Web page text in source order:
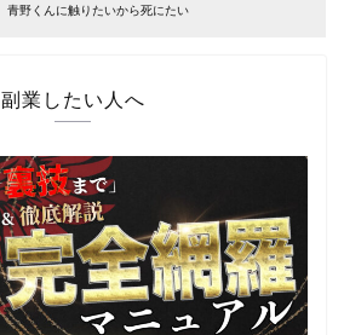
青野くんに触りたいから死にたい
副業したい人へ